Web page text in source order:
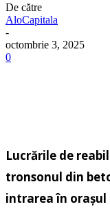
De către
AloCapitala
-
octombrie 3, 2025
0
Lucrările de
tronsonul din
intrarea în orașul